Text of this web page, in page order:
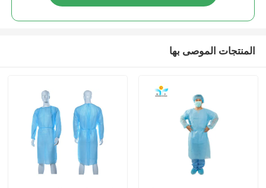
المنتجات الموصى بها